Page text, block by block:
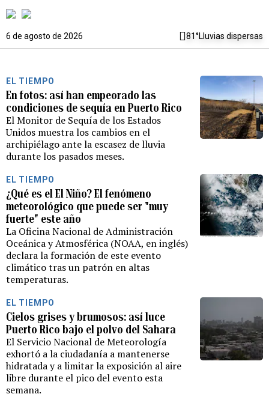
6 de agosto de 2026 81°Lluvias dispersas
EL TIEMPO
En fotos: así han empeorado las
condiciones de sequía en Puerto Rico
El Monitor de Sequía de los Estados
Unidos muestra los cambios en el
archipiélago ante la escasez de lluvia
durante los pasados meses.
EL TIEMPO
¿Qué es el El Niño? El fenómeno
meteorológico que puede ser "muy
fuerte" este año
La Oficina Nacional de Administración
Oceánica y Atmosférica (NOAA, en inglés)
declara la formación de este evento
climático tras un patrón en altas
temperaturas.
EL TIEMPO
Cielos grises y brumosos: así luce
Puerto Rico bajo el polvo del Sahara
El Servicio Nacional de Meteorología
exhortó a la ciudadanía a mantenerse
hidratada y a limitar la exposición al aire
libre durante el pico del evento esta
semana.